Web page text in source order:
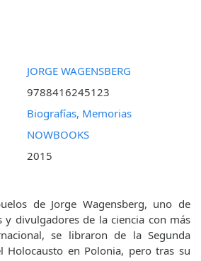
JORGE WAGENSBERG
9788416245123
Biografías, Memorias
NOWBOOKS
2015
de Jorge Wagensberg, uno de
y divulgadores de la ciencia con más
se libraron de la Segunda
Holocausto en Polonia, pero tras su